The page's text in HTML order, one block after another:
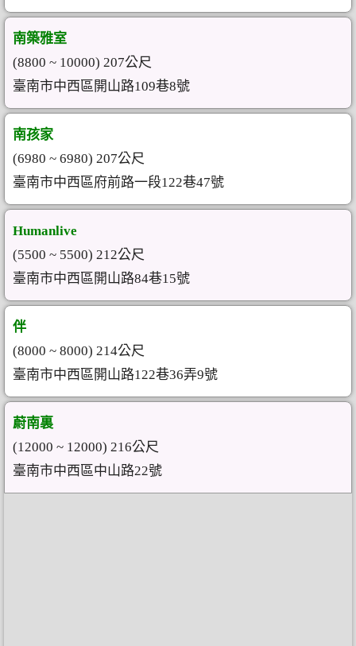
南築雅室
(8800 ~ 10000) 207公尺
臺南市中西區開山路109巷8號
南孩家
(6980 ~ 6980) 207公尺
臺南市中西區府前路一段122巷47號
Humanlive
(5500 ~ 5500) 212公尺
臺南市中西區開山路84巷15號
伴
(8000 ~ 8000) 214公尺
臺南市中西區開山路122巷36弄9號
蔚南裏
(12000 ~ 12000) 216公尺
臺南市中西區中山路22號